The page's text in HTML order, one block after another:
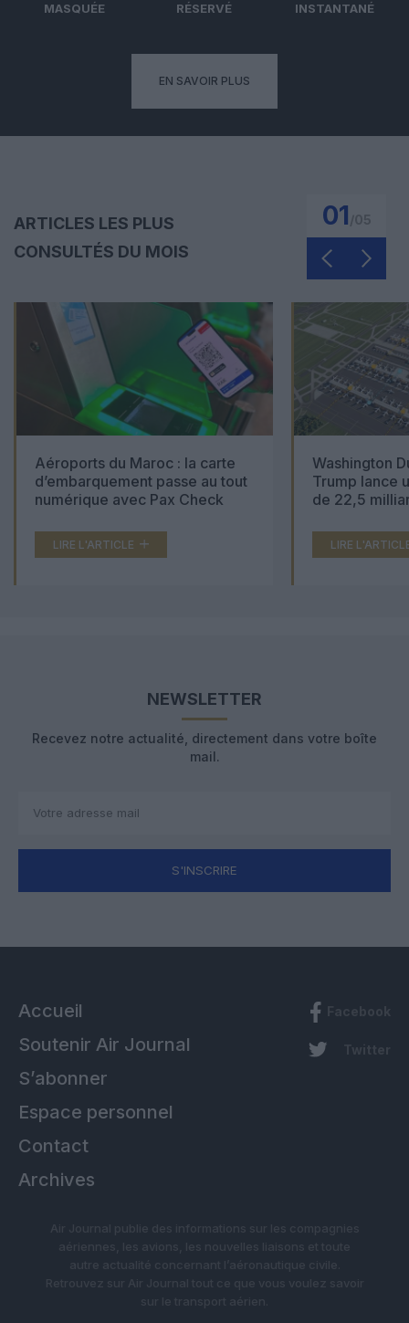
MASQUÉE
RÉSERVÉ
INSTANTANÉ
EN SAVOIR PLUS
ARTICLES LES PLUS
CONSULTÉS DU MOIS
01
Aéroports du Maroc : la carte
d’embarquement passe au tout
numérique avec Pax Check
LIRE L'ARTICLE
Washington
Trump lance
de 22,5
LIRE
NEWSLETTER
Recevez notre actualité, directement dans votre boîte
mail.
S'INSCRIRE
Accueil
Soutenir Air Journal
S’abonner
Espace personnel
Contact
Archives